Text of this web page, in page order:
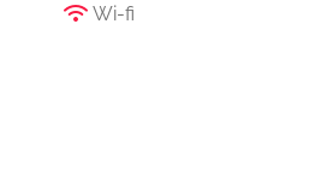
Wi-fi